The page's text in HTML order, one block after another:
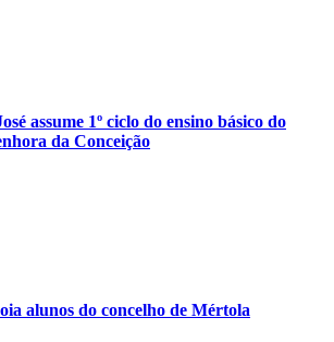
assume 1º ciclo do ensino básico do
da Conceição
alunos do concelho de Mértola